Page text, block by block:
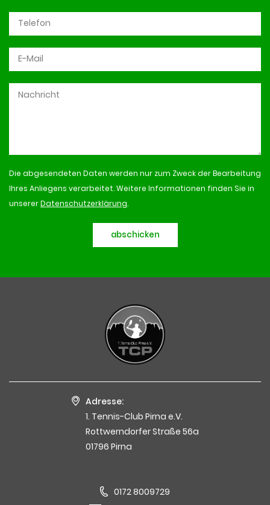
Die abgesendeten Daten werden nur zum Zweck der Bearbeitung
Ihres Anliegens verarbeitet. Weitere Informationen finden Sie in
unsererDatenschutzerklärung.
abschicken
Adresse:
1. Tennis-Club Pirna e.V.
Rottwerndorfer Straße 56a
01796 Pirna
0172 8009729